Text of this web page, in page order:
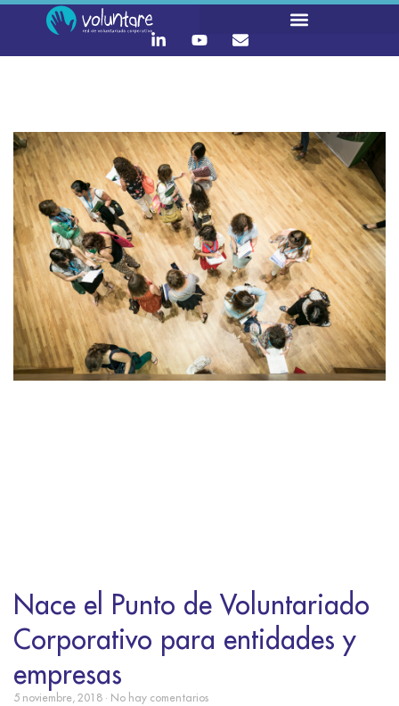
Nace el Punto de Voluntariado
Corporativo para entidades y
empresas
5 noviembre, 2018 No hay comentarios